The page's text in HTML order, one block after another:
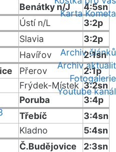
Karta Kometa
Archiv článků
Archiv aktualit
Fotogalerie
Youtube kanál
Benátky n/J
4:5sn
Ústí n/L
3:2p
Slavia
3:2p
Havířov
2:1sn
Přerov
2:1p
Frýdek-Místek 3:2sn
Poruba
3:4p
Třebíč
3:4sn
Kladno
5:4sn
Č.Budějovice
2:3sn